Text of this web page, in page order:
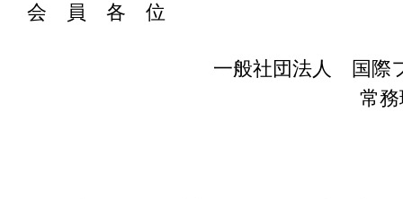
会 員 各 位
一般社団法人 国際
常